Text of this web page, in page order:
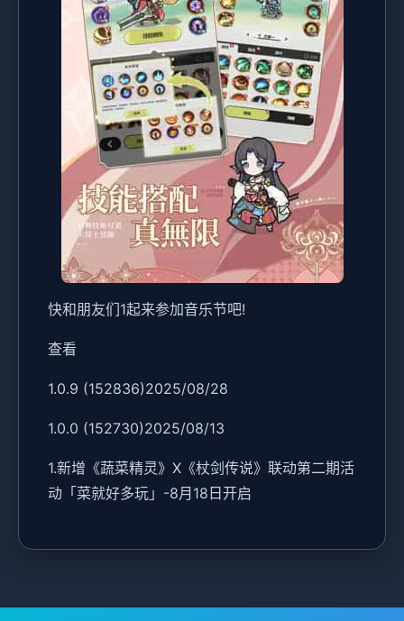
快和朋友们1起来参加音乐节吧!
查看
1.0.9 (152836)2025/08/28
1.0.0 (152730)2025/08/13
1.新增《蔬菜精灵》X《杖剑传说》联动第二期活
动「菜就好多玩」-8月18日开启